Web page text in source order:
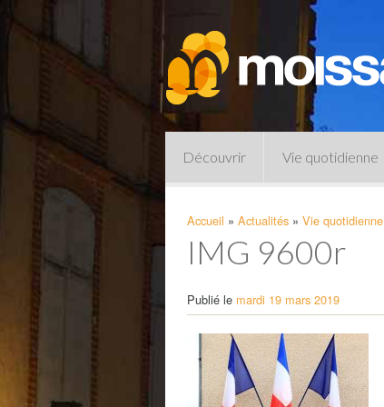
Découvrir Vie quotidienne
Pharmacies de garde
Accueil » Actualités » Vie quotidienne
IMG 9600r
Publié le mardi 19 mars 2019